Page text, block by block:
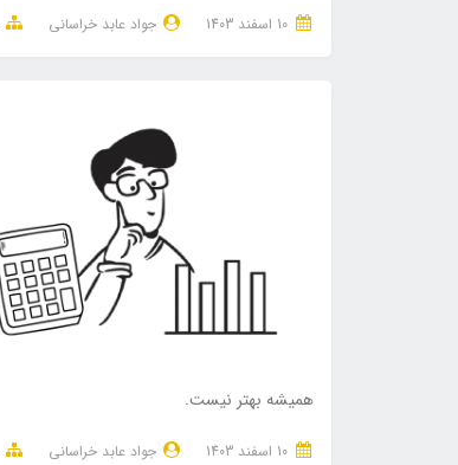
جواد عابد خراسانی
همیشه بهتر نیست.
جواد عابد خراسانی